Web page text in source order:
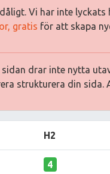
Vi har inte
gratis för att skapa
sidan drar inte nytta
strukturera din sida.
H2
4